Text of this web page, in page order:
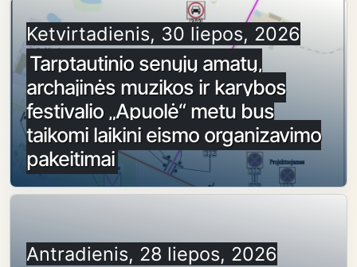
Ketvirtadienis, 30 liepos, 2026
Tarptautinio senųjų amatų,
archajinės muzikos ir karybos
festivalio „Apuolė“ metu bus
taikomi laikini eismo organizavimo
pakeitimai
Antradienis, 28 liepos, 2026